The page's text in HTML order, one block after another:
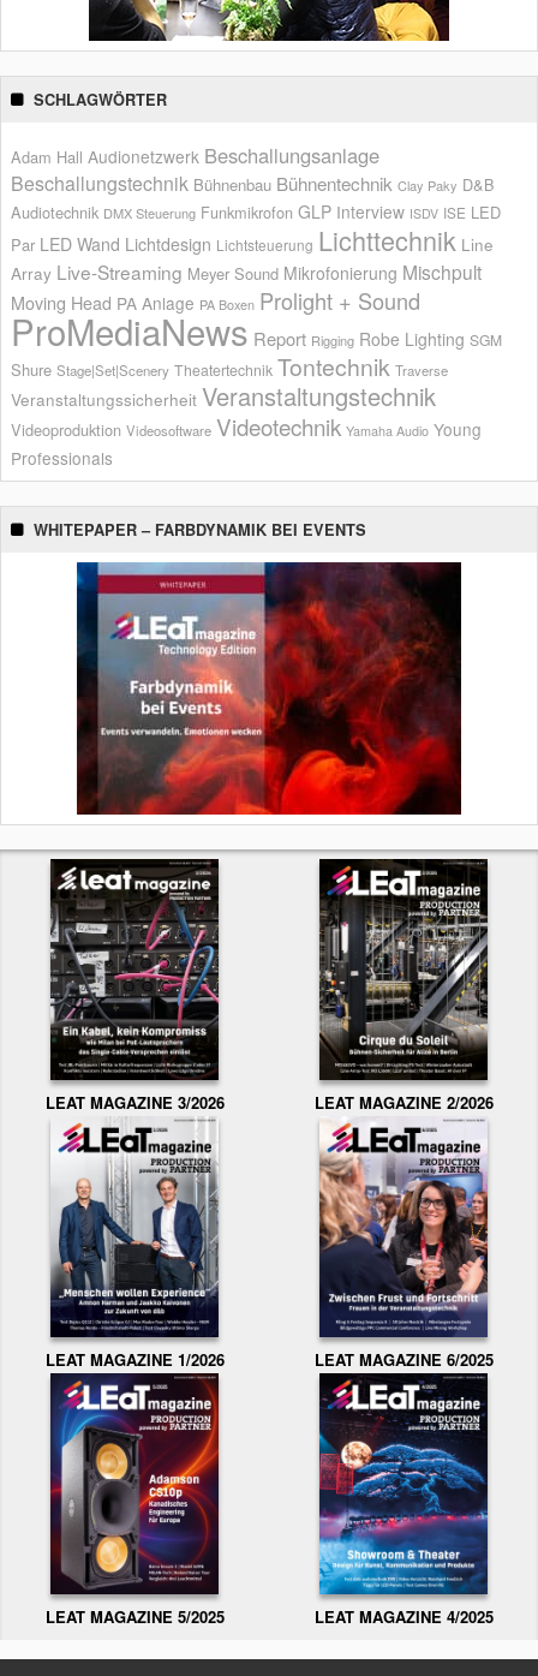
SCHLAGWÖRTER
Adam Hall Audionetzwerk Beschallungsanlage
Beschallungstechnik Bühnenbau Bühnentechnik Clay Paky D&B
Audiotechnik DMX Steuerung Funkmikrofon GLP Interview ISDV ISE LED
Par LED Wand Lichtdesign Lichtsteuerung Lichttechnik Line
Array Live-Streaming Meyer Sound Mikrofonierung Mischpult
Moving Head PA Anlage PA Boxen Prolight + Sound
ProMediaNews Report Rigging Robe Lighting SGM
Shure Stage|Set|Scenery Theatertechnik Tontechnik Traverse
Veranstaltungssicherheit Veranstaltungstechnik
Videoproduktion Videosoftware Videotechnik Yamaha Audio Young
Professionals
WHITEPAPER – FARBDYNAMIK BEI EVENTS
LEAT MAGAZINE 3/2026 LEAT MAGAZINE 2/2026
LEAT MAGAZINE 1/2026 LEAT MAGAZINE 6/2025
LEAT MAGAZINE 5/2025 LEAT MAGAZINE 4/2025